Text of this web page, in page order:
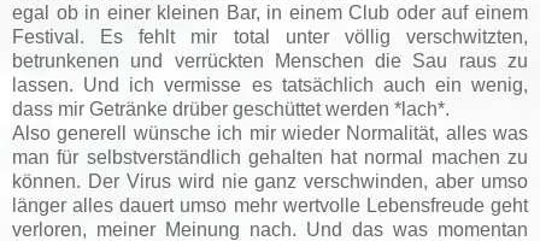
egal ob in einer kleinen Bar, in einem Club oder auf einem
Festival. Es fehlt mir total unter völlig verschwitzten,
betrunkenen und verrückten Menschen die Sau raus zu
lassen. Und ich vermisse es tatsächlich auch ein wenig,
dass mir Getränke drüber geschüttet werden *lach*.
Also generell wünsche ich mir wieder Normalität, alles was
man für selbstverständlich gehalten hat normal machen zu
können. Der Virus wird nie ganz verschwinden, aber umso
länger alles dauert umso mehr wertvolle Lebensfreude geht
verloren, meiner Meinung nach. Und das was momentan